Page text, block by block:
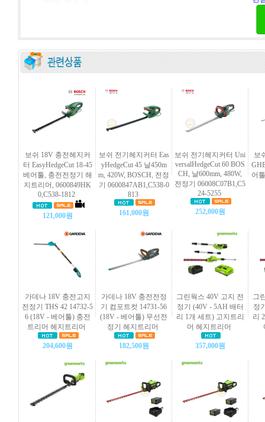
보쉬 18V 충전헤지커
터 EasyHedgeCut 18-45
베어툴, 충전전정기 해
지트리머, 0600849HK
0,C538-1812
121,000원
보쉬 전기헤지커터 Eas
yHedgeCut 45 날450m
m, 420W, BOSCH, 전정
기 0600847AB1,C538-0
813
161,000원
보쉬 전기헤지커터 Uni
versalHedgeCut 60 BOS
CH, 날600mm, 480W,
전정기 06008C07B1,C5
24-5255
252,000원
보
어
가데나 18V 충전고지
전정기 THS 42 14732-5
6 (18V - 베어툴) 충전
트리머 헤지트리머
204,600원
가데나 18V 충전전정
기 컴포트컷 14731-56
(18V - 베어툴) 무선전
정기 헤지트리머
182,500원
그린웍스 40V 고지 전
정기 (40V - 5AH 배터
리 1개 세트) 고지트리
머 헤지트리머
357,000원
그
정
리